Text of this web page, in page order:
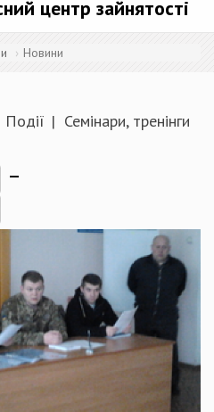
центр зайнятості
Новини
Події Семінари, тренінги